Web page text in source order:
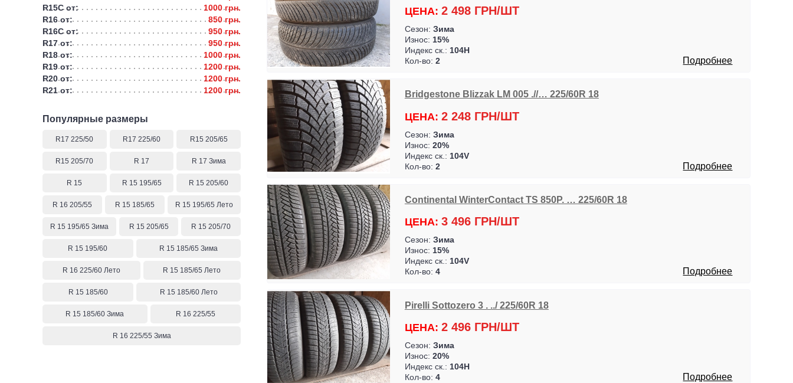
R15C от:
1000 грн.
R16 от:
850 грн.
R16C от:
950 грн.
R17 от:
950 грн.
R18 от:
1000 грн.
R19 от:
1200 грн.
R20 от:
1200 грн.
R21 от:
1200 грн.
Популярные размеры
R17 225/50 R17 225/60 R15 205/65
R15 205/70 R 17 R 17 Зима
R 15 R 15 195/65 R 15 205/60
R 16 205/55 R 15 185/65 R 15 195/65 Лето
R 15 195/65 Зима R 15 205/65 R 15 205/70
R 15 195/60 R 15 185/65 Зима
R 16 225/60 Лето R 15 185/65 Лето
R 15 185/60 R 15 185/60 Лето
R 15 185/60 Зима R 16 225/55
R 16 225/55 Зима
ЦЕНА: 2 498 ГРН/ШТ
Сезон: Зима
Износ: 15%
Индекс ск.: 104H
Кол-во: 2 Подробнее
Bridgestone Blizzak LM 005 .//… 225/60R 18
ЦЕНА: 2 248 ГРН/ШТ
Сезон: Зима
Износ: 20%
Индекс ск.: 104V
Кол-во: 2 Подробнее
Continental WinterContact TS 850P. … 225/60R 18
ЦЕНА: 3 496 ГРН/ШТ
Сезон: Зима
Износ: 15%
Индекс ск.: 104V
Кол-во: 4 Подробнее
Pirelli Sottozero 3 . ../ 225/60R 18
ЦЕНА: 2 496 ГРН/ШТ
Сезон: Зима
Износ: 20%
Индекс ск.: 104H
Кол-во: 4 Подробнее